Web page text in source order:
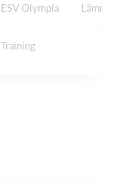
ESV Olympia
Training